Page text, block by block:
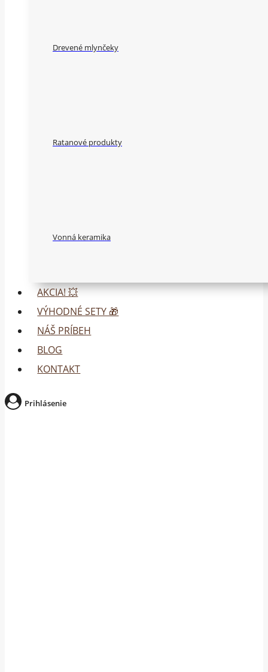
Drevené mlynčeky
Ratanové produkty
Vonná keramika
AKCIA! 💥
VÝHODNÉ SETY 🎁
NÁŠ PRÍBEH
BLOG
KONTAKT
Prihlásenie